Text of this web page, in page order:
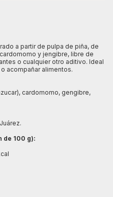
a partir de pulpa de piña, de
y jengibre, libre de
o cualquier otro aditivo. Ideal
acompañar alimentos.
cardomomo, gengibre,
de 100 g):